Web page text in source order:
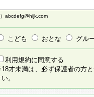
すべて会員登録希望者の自由
登録希望者が自らの個人情
預かりいたしません が、提供
用いただけない場合がありま
abcdefg@hijk.com
こども おとな グル
利用規約に同意する
才未満は、必ず保護者の方
。